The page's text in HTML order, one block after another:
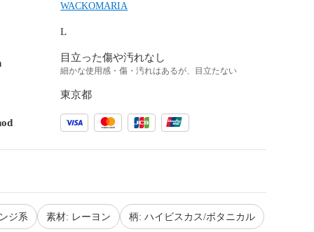
WACKOMARIA
L
目立った傷や汚れなし
細かな使用感・傷・汚れはあるが、目立たない
東京都
ジ系 素材: レーヨン 柄: ハイビスカス/ボタニカル